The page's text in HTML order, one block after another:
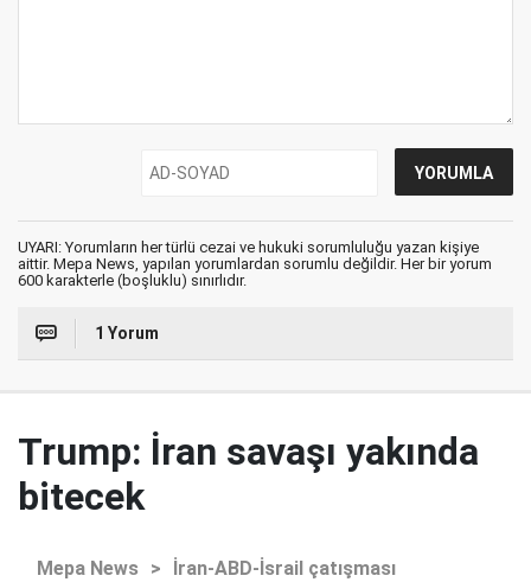
UYARI: Yorumların her türlü cezai ve hukuki sorumluluğu yazan kişiye
aittir. Mepa News, yapılan yorumlardan sorumlu değildir. Her bir yorum
600 karakterle (boşluklu) sınırlıdır.
1 Yorum
Trump: İran savaşı yakında
bitecek
Mepa News > İran-ABD-İsrail çatışması